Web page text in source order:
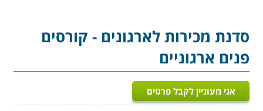
סדנת מכירות לארגונים - קורסים
פנים ארגוניים
אני מעוניין לקבל פרטים